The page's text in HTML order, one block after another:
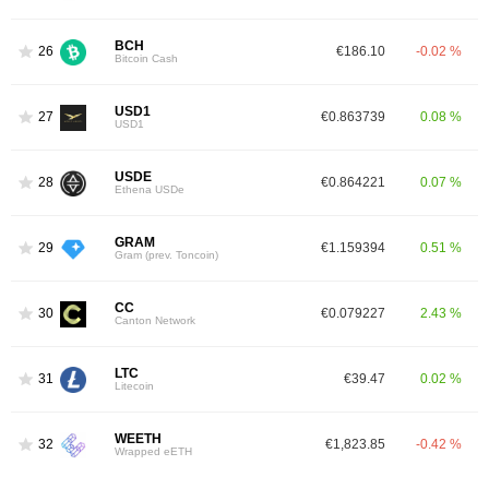
26 BCH
Bitcoin Cash €186.10 -0.02 %
27 USD1
USD1 €0.863739 0.08 %
28 USDE
Ethena USDe €0.864221 0.07 %
29 GRAM
Gram (prev. Toncoin) €1.159394 0.51 %
30 CC
Canton Network €0.079227 2.43 %
31 LTC
Litecoin €39.47 0.02 %
32 WEETH
Wrapped eETH €1,823.85 -0.42 %